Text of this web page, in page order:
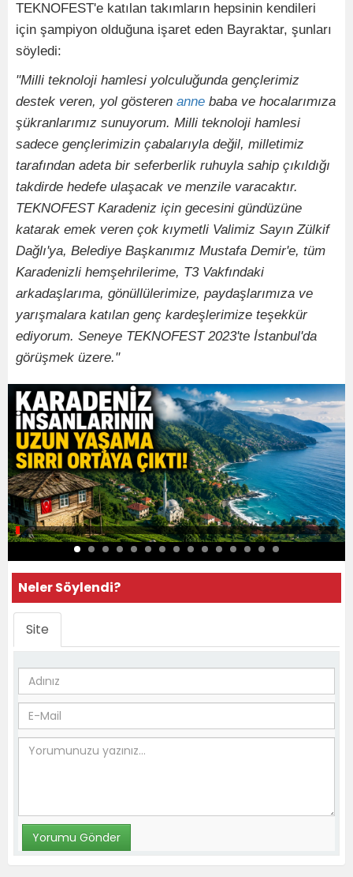
TEKNOFEST'e katılan takımların hepsinin kendileri
için şampiyon olduğuna işaret eden Bayraktar, şunları
söyledi:
"Milli teknoloji hamlesi yolculuğunda gençlerimiz
destek veren, yol gösteren anne baba ve hocalarımıza
şükranlarımız sunuyorum. Milli teknoloji hamlesi
sadece gençlerimizin çabalarıyla değil, milletimiz
tarafından adeta bir seferberlik ruhuyla sahip çıkıldığı
takdirde hedefe ulaşacak ve menzile varacaktır.
TEKNOFEST Karadeniz için gecesini gündüzüne
katarak emek veren çok kıymetli Valimiz Sayın Zülkif
Dağlı'ya, Belediye Başkanımız Mustafa Demir'e, tüm
Karadenizli hemşehrilerime, T3 Vakfındaki
arkadaşlarıma, gönüllülerimize, paydaşlarımıza ve
yarışmalara katılan genç kardeşlerimize teşekkür
ediyorum. Seneye TEKNOFEST 2023'te İstanbul'da
görüşmek üzere."
Neler Söylendi?
Site